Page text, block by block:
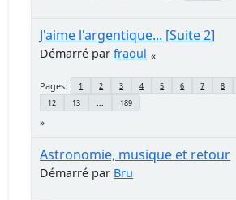
J'aime l'argentique... [Suite 2]
Démarré parfraoul
Pages 1 2 3 4 5 6 7 8
12
13 ... 189
Astronomie, musique et retour
Démarré par Bru